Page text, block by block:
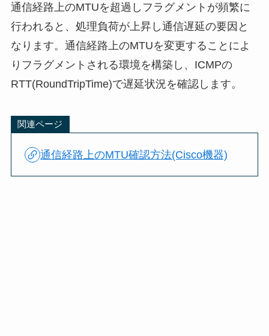
通信経路上のMTUを超過しフラグメントが頻繁に
行われると、処理負荷が上昇し通信遅延の要因と
なります。通信経路上のMTUを変更することによ
りフラグメントされる環境を構築し、ICMPの
RTT(RoundTripTime)で遅延状況を確認します。
関連ページ
通信経路上のMTU確認方法(Cisco機器)